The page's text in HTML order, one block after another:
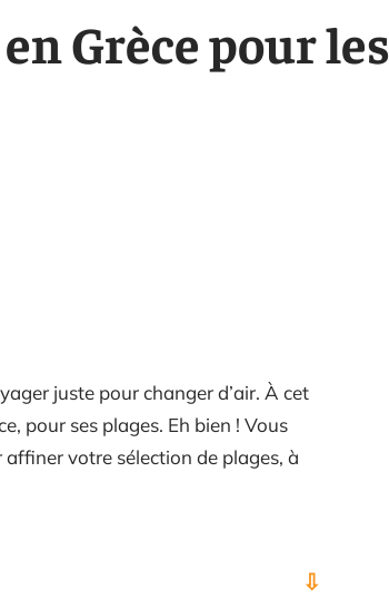
Grèce pour
juste pour changer d’air. À cet
pour ses plages. Eh bien ! Vous
votre sélection de plages, à